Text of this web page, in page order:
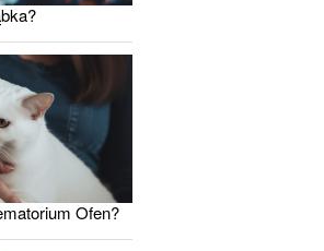
Ofen?